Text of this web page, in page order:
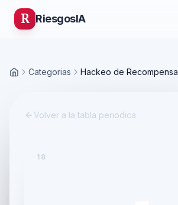
R RiesgosIA
Inicio Categorias Hackeo de Recompensa
Volver a la tabla periodica
18